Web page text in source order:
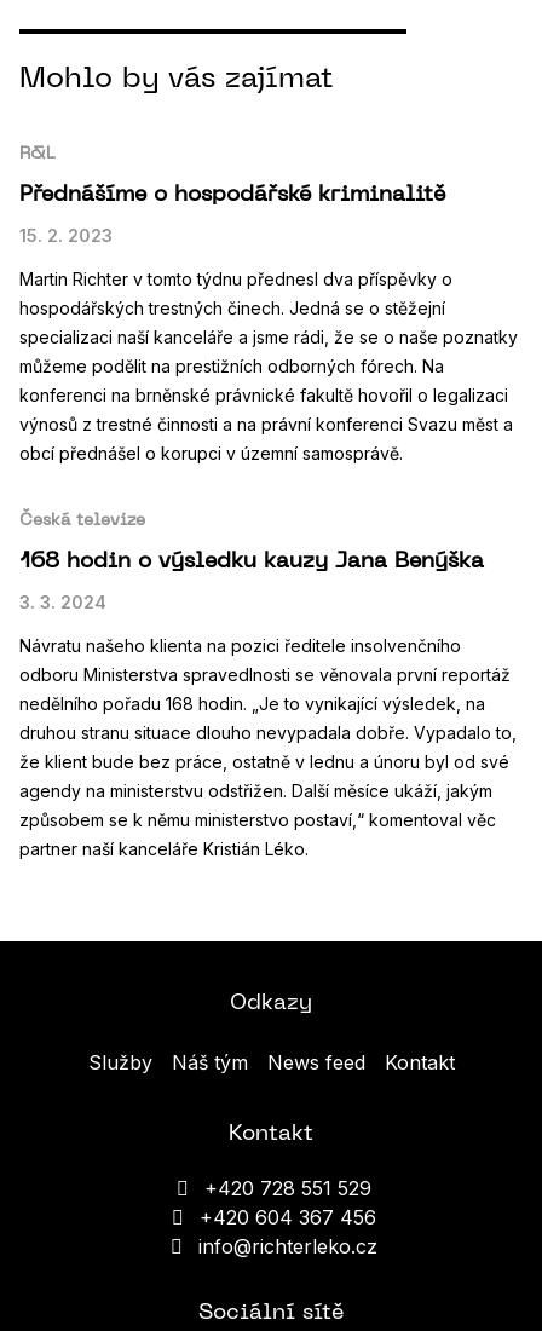
Mohlo by vás zajímat
Přednášíme o hospodářské kriminalitě
R&L
15. 2. 2023
Martin Richter v tomto týdnu přednesl dva příspěvky o
hospodářských trestných činech. Jedná se o stěžejní
specializaci naší kanceláře a jsme rádi, že se o naše poznatky
můžeme podělit na prestižních odborných fórech. Na
konferenci na brněnské právnické fakultě hovořil o legalizaci
výnosů z trestné činnosti a na právní konferenci Svazu měst a
obcí přednášel o korupci v územní samosprávě.
168 hodin o výsledku kauzy Jana Benýška
Česká televize
3. 3. 2024
Návratu našeho klienta na pozici ředitele insolvenčního
odboru Ministerstva spravedlnosti se věnovala první reportáž
nedělního pořadu 168 hodin. „Je to vynikající výsledek, na
druhou stranu situace dlouho nevypadala dobře. Vypadalo to,
že klient bude bez práce, ostatně v lednu a únoru byl od své
agendy na ministerstvu odstřižen. Další měsíce ukáží, jakým
způsobem se k němu ministerstvo postaví,“ komentoval věc
partner naší kanceláře Kristián Léko.
Odkazy
Služby Náš tým News feed Kontakt
Kontakt
+420 728 551 529
+420 604 367 456
info@richterleko.cz
Sociální sítě